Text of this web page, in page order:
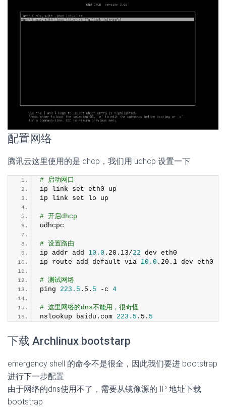
配置网络
腾讯云这里使用的是 dhcp，我们用 udhcp 设置一下
# 启动网口
ip link set eth0 up
ip link set lo up
# 开启dhcp
udhcpc
# 设置路由
ip addr add 10.0 . 20 . 13/22 dev eth0
ip route add default via 10.0 . 20 . 1
# 测试网络
ping 223.5 . 5 . 5 -c 4
# 这里网络的dns不能用，很奇怪
nslookup baidu. com 223.5 . 5 . 5
下载 Archlinux bootstarp
emergency shell 的命令不是很全，因此我们要进 bootstrap
进行下一步配置
由于网络的dns使用不了，需要从镜像源的 IP 地址下载
bootstrap